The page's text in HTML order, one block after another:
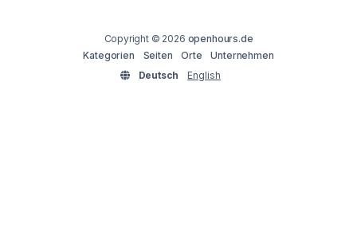
Copyright © 2026 openhours.de
Kategorien
Seiten Orte
Unternehmen
Deutsch
English